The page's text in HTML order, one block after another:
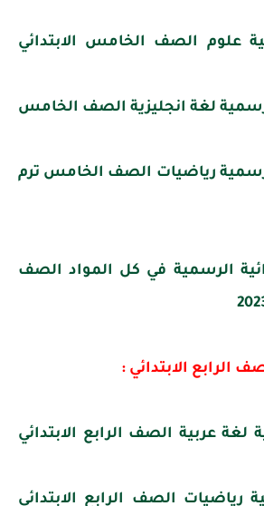
علوم الصف الخامس الابتدائي
لغة انجليزية الصف الخامس
رياضيات الصف الخامس ترم
الرسمية في كل المواد الصف
الرابع الابتدائي :
لغة عربية الصف الرابع الابتدائي
رياضيات الصف الرابع الابتدائي